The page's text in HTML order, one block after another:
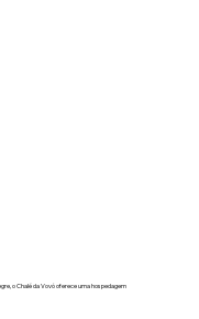
o Chalé da Vovó oferece uma hospedagem